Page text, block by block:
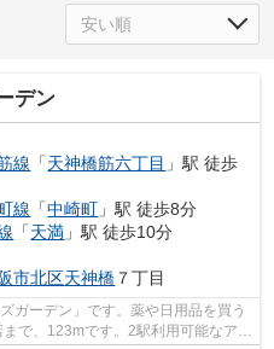
デン
線 「天神橋筋六丁目 」駅 徒歩
線 「中崎町 」駅 徒歩8分
「天満 」駅 徒歩10分
市北区天神橋 ７丁目
ガーデン」です。薬や日用品を買う
で、123mです。2駅利用可能なアク